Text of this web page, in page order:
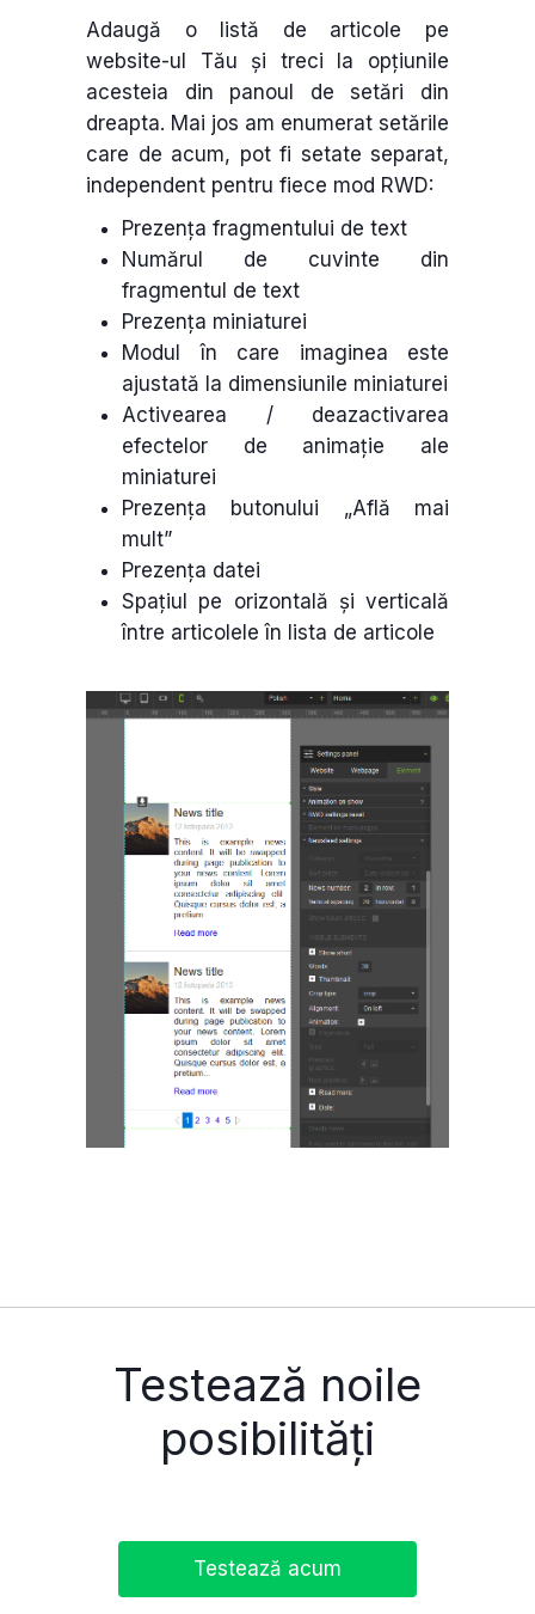
Testează noile
posibilități
Testează acum
Adaugă o listă de articole pe
website-ul Tău și treci la opțiunile
acesteia din panoul de setări din
dreapta. Mai jos am enumerat setările
care de acum, pot fi setate separat,
independent pentru fiece mod RWD:
Prezența fragmentului de text
Numărul de cuvinte din
fragmentul de text
Prezența miniaturei
Modul în care imaginea este
ajustată la dimensiunile miniaturei
Activearea / deazactivarea
efectelor de animație ale
miniaturei
Prezența butonului „Află mai
mult”
Prezența datei
Spațiul pe orizontală și verticală
între articolele în lista de articole